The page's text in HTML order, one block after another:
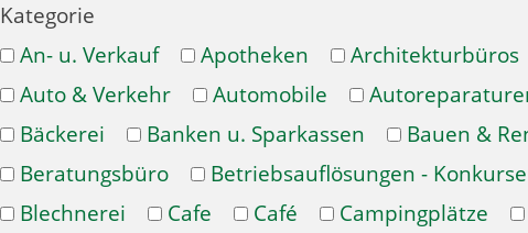
Kategorie
An- u. Verkauf
Apotheken Architekturbüros
Auto & Verkehr
Automobile
Bäckerei
Banken u. Sparkassen Bauen &
Beratungsbüro
Betriebsauflösungen - Konkurse
Blechnerei
Cafe Café Campingplätze